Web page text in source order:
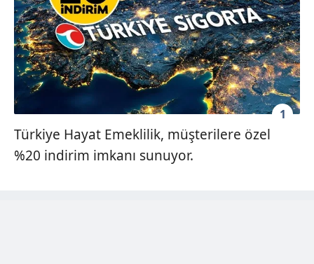
1
Türkiye Hayat Emeklilik, müşterilere özel
%20 indirim imkanı sunuyor.